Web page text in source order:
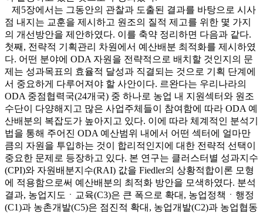
제5장에서는 그동안의 관찰과 도출된 결과를 바탕으로 시사
점 내지는 교훈을 제시하고 원조의 질적 제고를 위한 몇 가지
의 개선방안을 제안하였다. 이를 축약 정리하면 다음과 같다.
첫째, 전략적 기획관리 차원에서 예산배분 최적화를 제시하였
다. 어떤 분야에 ODA 자원을 전략적으로 배치할 것인지의 문
제는 성과목표의 효율적 달성과 직결되는 것으로 기획 단계에
서 중요하게 다루어져야 할 사안이다. 르완다는 우리나라의
ODA 중점협력국(24개국) 중 하나로 농업 내 지원섹터와 원조
수단이 다양해지고 많은 사업주체들이 참여함에 따라 ODA 예
산배분의 복잡도가 높아지고 있다. 이에 따라 체계적인 분석기
법을 통해 주어진 ODA 예산범위 내에서 어떤 섹터에 얼마만
큼의 자원을 투입하는 것이 합리적인지에 대한 전략적 선택이
중요한 문제로 등장하고 있다. 본 연구는 클러스터별 성과지수
(CPI)와 자원배분지수(RAI) 값을 Fiedler의 상황적합이론 모형
에 적용함으로써 예산배분의 최적화 방안을 모색하였다. 분석
결과, 농업지도ㆍ교육(C3)은 큰 폭으로 확대, 농업정책ㆍ행정
(C1)과 농촌개발(C5)은 점진적 확대, 농업개발(C2)과 농업협동